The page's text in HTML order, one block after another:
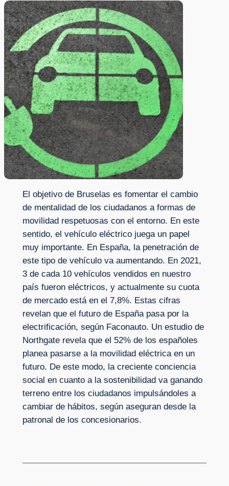
El objetivo de Bruselas es fomentar el cambio
de mentalidad de los ciudadanos a formas de
movilidad respetuosas con el entorno. En este
sentido, el vehículo eléctrico juega un papel
muy importante. En España, la penetración de
este tipo de vehículo va aumentando. En 2021,
3 de cada 10 vehículos vendidos en nuestro
país fueron eléctricos, y actualmente su cuota
de mercado está en el 7,8%. Estas cifras
revelan que el futuro de España pasa por la
electrificación, según Faconauto. Un estudio de
Northgate revela que el 52% de los españoles
planea pasarse a la movilidad eléctrica en un
futuro. De este modo, la creciente conciencia
social en cuanto a la sostenibilidad va ganando
terreno entre los ciudadanos impulsándoles a
cambiar de hábitos, según aseguran desde la
patronal de los concesionarios.